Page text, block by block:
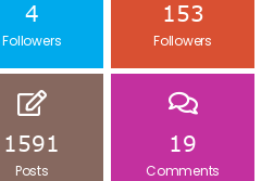
4
Followers
153
Followers
1591
Posts
19
Comments